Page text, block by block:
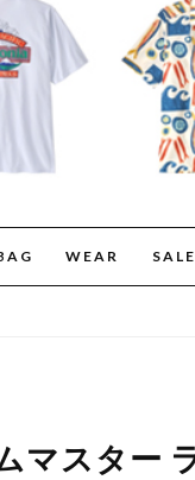
WEAR SALE
マスター